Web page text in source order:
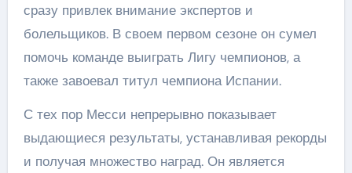
сразу привлек внимание экспертов и
болельщиков. В своем первом сезоне он сумел
помочь команде выиграть Лигу чемпионов, а
также завоевал титул чемпиона Испании.
С тех пор Месси непрерывно показывает
выдающиеся результаты, устанавливая рекорды
и получая множество наград. Он является